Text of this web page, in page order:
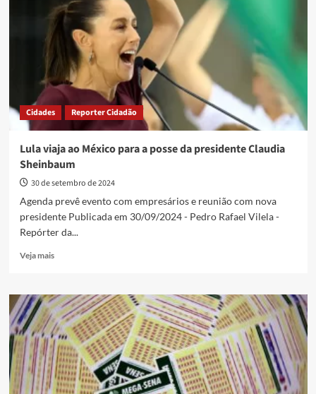
mosquito
levar
larvicida
seus
criadouros
Cidades Reporter Cidadão
Lula viaja ao México para a posse da presidente Claudia
Sheinbaum
30 de setembro de 2024
Agenda prevê evento com empresários e reunião com nova
presidente Publicada em 30/09/2024 - Pedro Rafael Vilela -
Repórter da...
Veja maisRead
Lula
viaja
ao
México
para
a
posse
da